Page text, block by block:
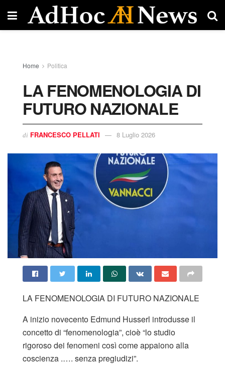
Home Politica
LA FENOMENOLOGIA DI
FUTURO NAZIONALE
di FRANCESCO PELLATI 8 Luglio 2026
LA FENOMENOLOGIA DI FUTURO NAZIONALE
A inizio novecento Edmund Husserl introdusse il
concetto di “fenomenologia”, cioè “lo studio
rigoroso dei fenomeni così come appaiono alla
coscienza .…. senza pregiudizi”.